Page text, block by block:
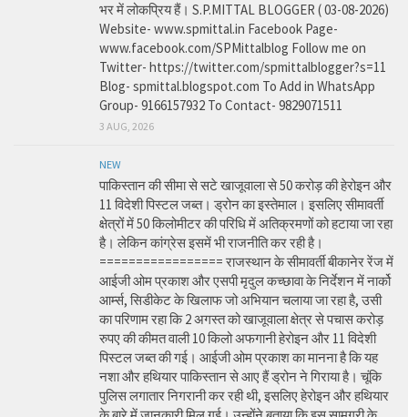
भर में लोकप्रिय हैं। S.P.MITTAL BLOGGER ( 03-08-2026)
Website- www.spmittal.in Facebook Page-
www.facebook.com/SPMittalblog Follow me on
Twitter- https://twitter.com/spmittalblogger?s=11
Blog- spmittal.blogspot.com To Add in WhatsApp
Group- 9166157932 To Contact- 9829071511
3 AUG, 2026
NEW
पाकिस्तान की सीमा से सटे खाजूवाला से 50 करोड़ की हेरोइन और
11 विदेशी पिस्टल जब्त। ड्रोन का इस्तेमाल। इसलिए सीमावर्ती
क्षेत्रों में 50 किलोमीटर की परिधि में अतिक्रमणों को हटाया जा रहा
है। लेकिन कांग्रेस इसमें भी राजनीति कर रही है।
================= राजस्थान के सीमावर्ती बीकानेर रेंज में
आईजी ओम प्रकाश और एसपी मृदुल कच्छावा के निर्देशन में नार्को
आर्म्स, सिडीकेट के खिलाफ जो अभियान चलाया जा रहा है, उसी
का परिणाम रहा कि 2 अगस्त को खाजूवाला क्षेत्र से पचास करोड़
रुपए की कीमत वाली 10 किलो अफगानी हेरोइन और 11 विदेशी
पिस्टल जब्त की गई। आईजी ओम प्रकाश का मानना है कि यह
नशा और हथियार पाकिस्तान से आए हैं ड्रोन ने गिराया है। चूंकि
पुलिस लगातार निगरानी कर रही थी, इसलिए हेरोइन और हथियार